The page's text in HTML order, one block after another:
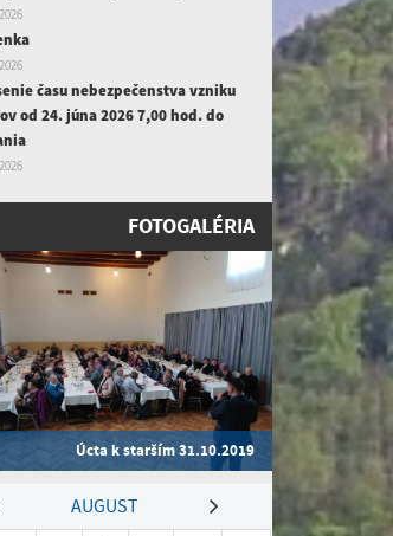
času nebezpečenstva vzniku
od 24. júna 2026 7,00 hod. do
FOTOGALÉRIA
Úcta k starším 31.10.2019
AUGUST